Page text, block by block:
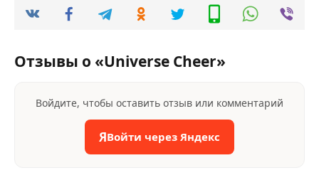
Отзывы о «Universe Cheer»
Войдите, чтобы оставить отзыв или комментарий
ЯВойти через Яндекс